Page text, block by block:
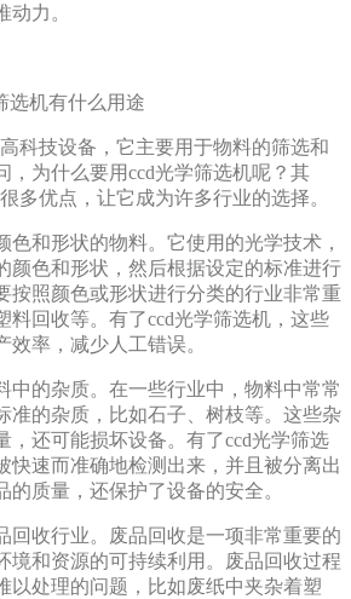
力。
机有什么用途
技设备，它主要用于物料的筛选和
，为什么要用ccd光学筛选机呢？其
多优点，让它成为许多行业的选择。
形状的物料。它使用的光学技术，
色和形状，然后根据设定的标准进行
要按照颜色或形状进行分类的行业非常重
、塑料回收等。有了ccd光学筛选机，这些
，减少人工错误。
的杂质。在一些行业中，物料中常常
质，比如石子、树枝等。这些杂
，还可能损坏设备。有了ccd光学筛选
快速而准确地检测出来，并且被分离出
质量，还保护了设备的安全。
收行业。废品回收是一项非常重要的
境和资源的可持续利用。废品回收过程
难以处理的问题，比如废纸中夹杂着塑